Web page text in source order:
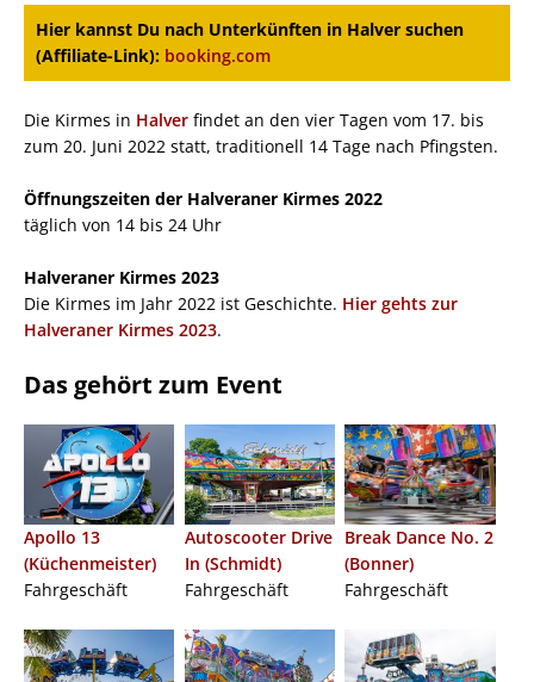
Hier kannst Du nach Unterkünften in Halver suchen
(Affiliate-Link): booking.com
Die Kirmes in Halver findet an den vier Tagen vom 17. bis
zum 20. Juni 2022 statt, traditionell 14 Tage nach Pfingsten.
Öffnungszeiten der Halveraner Kirmes 2022
täglich von 14 bis 24 Uhr
Halveraner Kirmes 2023
Die Kirmes im Jahr 2022 ist Geschichte. Hier gehts zur
Halveraner Kirmes 2023.
Das gehört zum Event
Apollo 13
(Küchenmeister)
Fahrgeschäft
Autoscooter Drive
In (Schmidt)
Fahrgeschäft
Break Dance No. 2
(Bonner)
Fahrgeschäft